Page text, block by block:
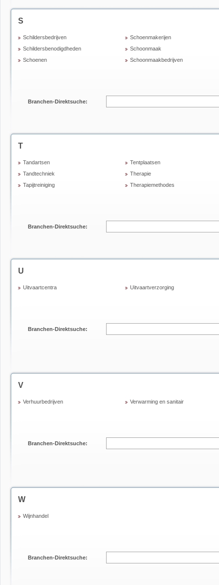
S
Schildersbedrijven
Schildersbenodigdheden
Schoenen
Schoenmakerijen
Schoonmaak
Schoonmaakbedrijven
Branchen-Direktsuche:
T
Tandartsen
Tandtechniek
Tapijtreiniging
Tentplaatsen
Therapie
Therapiemethodes
Branchen-Direktsuche:
U
Uitvaartcentra Uitvaartverzorging
Branchen-Direktsuche:
V
Verhuurbedrijven Verwarming en sanitair
Branchen-Direktsuche:
W
Wijnhandel
Branchen-Direktsuche: